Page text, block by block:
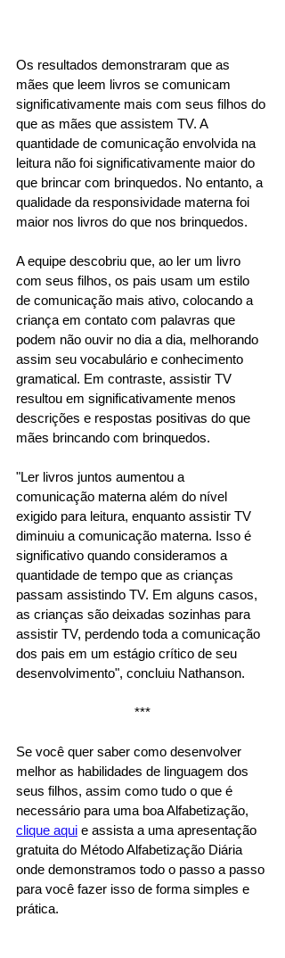
Os resultados demonstraram que as
mães que leem livros se comunicam
significativamente mais com seus filhos do
que as mães que assistem TV. A
quantidade de comunicação envolvida na
leitura não foi significativamente maior do
que brincar com brinquedos. No entanto, a
qualidade da responsividade materna foi
maior nos livros do que nos brinquedos.
A equipe descobriu que, ao ler um livro
com seus filhos, os pais usam um estilo
de comunicação mais ativo, colocando a
criança em contato com palavras que
podem não ouvir no dia a dia, melhorando
assim seu vocabulário e conhecimento
gramatical. Em contraste, assistir TV
resultou em significativamente menos
descrições e respostas positivas do que
mães brincando com brinquedos.
"Ler livros juntos aumentou a
comunicação materna além do nível
exigido para leitura, enquanto assistir TV
diminuiu a comunicação materna. Isso é
significativo quando consideramos a
quantidade de tempo que as crianças
passam assistindo TV. Em alguns casos,
as crianças são deixadas sozinhas para
assistir TV, perdendo toda a comunicação
dos pais em um estágio crítico de seu
desenvolvimento", concluiu Nathanson.
***
Se você quer saber como desenvolver
melhor as habilidades de linguagem dos
seus filhos, assim como tudo o que é
necessário para uma boa Alfabetização,
clique aqui e assista a uma apresentação
gratuita do Método Alfabetização Diária
onde demonstramos todo o passo a passo
para você fazer isso de forma simples e
prática.